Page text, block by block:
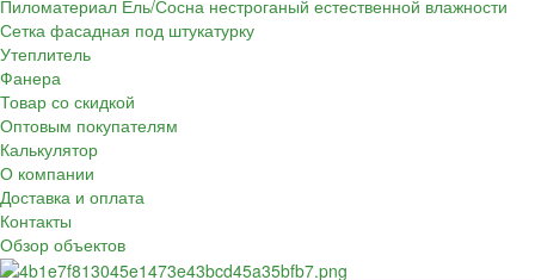
Пиломатериал Ель/Сосна нестроганый естественной влажности
Сетка фасадная под штукатурку
Утеплитель
Фанера
Товар со скидкой
Оптовым покупателям
Калькулятор
О компании
Доставка и оплата
Контакты
Обзор объектов